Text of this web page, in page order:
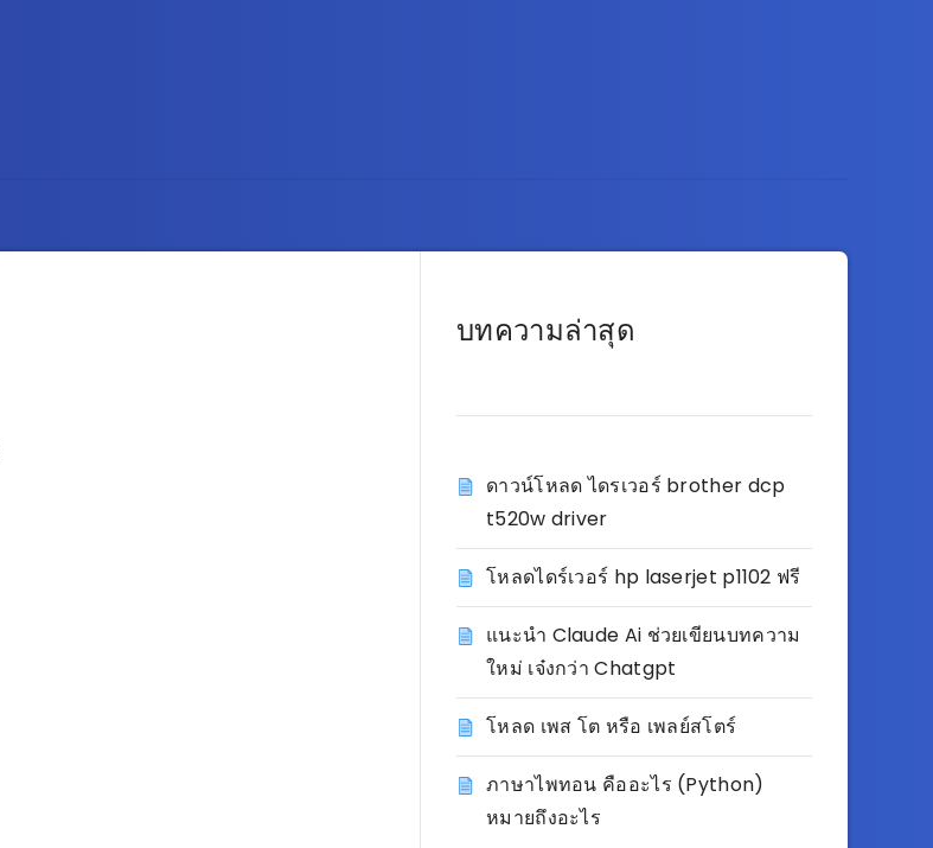
บทความล่าสุด
ดาวน์โหลด ไดรเวอร์ brother dcp
t520w driver
โหลดไดร์เวอร์ hp laserjet p1102 ฟรี
แนะนำ Claude Ai ช่วยเขียนบทความ
ใหม่ เจ๋งกว่า Chatgpt
โหลด เพส โต หรือ เพลย์สโตร์
ภาษาไพทอน คืออะไร (Python)
หมายถึงอะไร